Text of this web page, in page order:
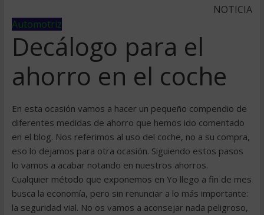
NOTICIA
Automotriz
Decálogo para el
ahorro en el coche
En esta ocasión vamos a hacer un pequeño compendio de
diferentes medidas de ahorro que hemos ido comentado
en el blog. Nos referimos al uso del coche, no a su compra,
eso lo dejamos para otra ocasión. Siguiendo estos pasos
lo vamos a acabar notando en nuestros ahorros.
Cualquier método que exponemos en Yo llego a fin de mes
busca la economía, pero sin renunciar a lo más importante:
la seguridad vial. No os vamos a aconsejar nada peligroso,